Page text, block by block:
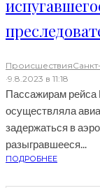
Происшествия
·9.8.2023 в 11:18
Пассажирам рейса
осуществляла
задержаться в
разыгравшееся...
ПОДРОБНЕЕ